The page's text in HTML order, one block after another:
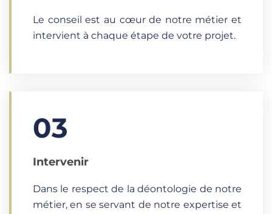
Le conseil est au cœur de notre métier et
intervient à chaque étape de votre projet.
03
Intervenir
Dans le respect de la déontologie de notre
métier, en se servant de notre expertise et